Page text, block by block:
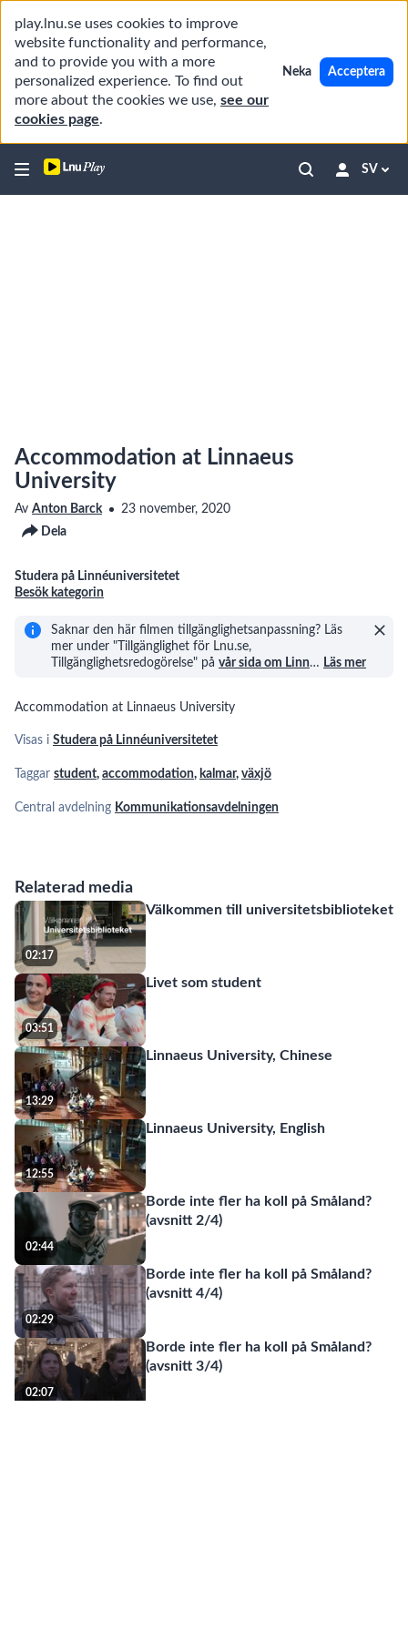
play.lnu.se uses cookies to improve
website functionality and performance,
and to provide you with a more
personalized experience. To find out
more about the cookies we use, see our
cookies page.
Neka Acceptera
SV
Relaterad media
02:17
Välkommen till universitetsbiblioteket
03:51
Livet som student
13:29
Linnaeus University, Chinese
12:55
Linnaeus University, English
02:44
Borde inte fler ha koll på Småland?
(avsnitt 2/4)
02:29
Borde inte fler ha koll på Småland?
(avsnitt 4/4)
02:07
Borde inte fler ha koll på Småland?
(avsnitt 3/4)
Accommodation at Linnaeus
University
Av Anton Barck
23 november, 2020
Dela
Studera på Linnéuniversitetet
Besök kategorin
Saknar den här filmen tillgänglighetsanpassning? Läs
mer under "Tillgänglighet för Lnu.se,
Tillgänglighetsredogörelse" på vår sida om Linn… Läs mer
Accommodation at Linnaeus University
Visas i Studera på Linnéuniversitetet
Taggar student, accommodation, kalmar, växjö
Central avdelning Kommunikationsavdelningen